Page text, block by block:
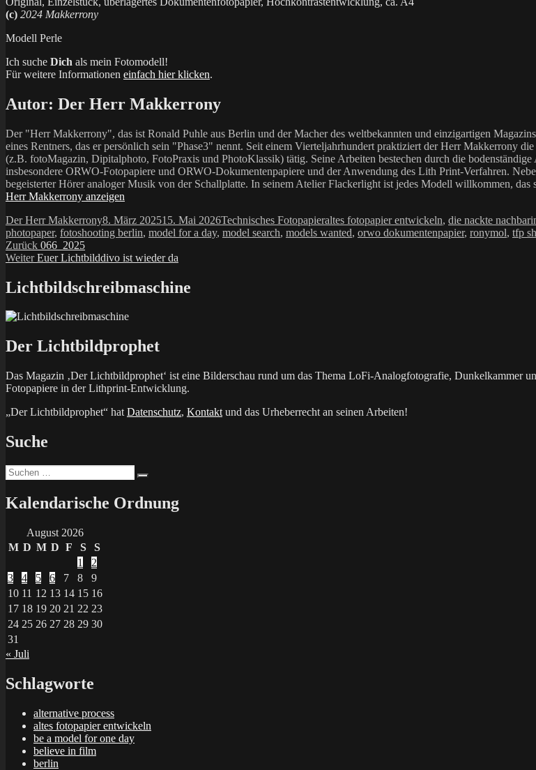
(c) 2024 Makkerrony
Modell Perle
Ich suche Dich als mein Fotomodell!
Für weitere Informationen einfach hier klicken.
Autor: Der Herr Makkerrony
Der "Herr Makkerrony", das ist Ronald Puhle aus Berlin und der Macher des weltbekannten und einzigartigen
eines Rentners, das er persönlich sein "Phase3" nennt. Seit einem Vierteljahrhundert praktiziert der Herr Makkerrony
(z.B. fotoMagazin, Dipitalphoto, FotoPraxis und PhotoKlassik) tätig. Seine Arbeiten bestechen durch die
insbesondere ORWO-Fotopapiere und ORWO-Dokumentenpapiere und der Anwendung des Lith Print-Verfahren.
begeisterter Hörer analoger Musik von der Schallplatte. In seinem Atelier Flackerlight ist jedes Modell willkommen, das
Herr Makkerrony anzeigen
Autor
Der Herr MakkerronyVeröffentlicht
am
8. März 202515. Mai 2026Kategorien
Technisches FotopapierSchlagwörter
altes fotopapier entwickeln, die nackte
photopaper, fotoshooting berlin, model for a day, model search, models wanted, orwo dokumentenpapier, ronymol, tfp
Beitragsnavigation
Zurück Vorheriger
Beitrag:
066_2025
Weiter Nächster
Euer Lichtbilddivo ist wieder da
Lichtbildschreibmaschine
Der Lichtbildprophet
Das Magazin ‚Der Lichtbildprophet‘ ist eine Bilderschau rund um das Thema LoFi-Analogfotografie, Dunkelkammer
Fotopapiere in der Lithprint-Entwicklung.
„Der Lichtbildprophet“ hat Datenschutz, Kontakt und das Urheberrecht an seinen Arbeiten!
Suche
Suchen
nach:
Kalendarische Ordnung
August 2026
M D M D F S
S
1
2
3
4 5 6 7 8
9
10 11 12 13 14 15 16
17 18 19 20 21 22 23
24 25 26 27 28 29 30
31
« Juli
Schlagworte
alternative process
altes fotopapier entwickeln
be a model for one day
believe in film
berlin